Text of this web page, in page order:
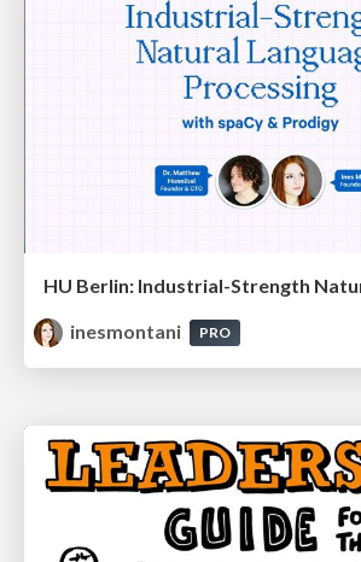
inesmontani
PRO